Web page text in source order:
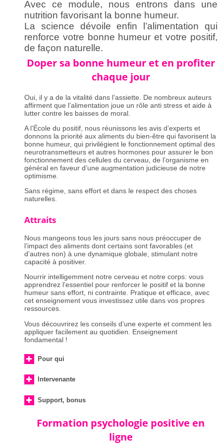
Avec ce module, nous entrons dans une
nutrition favorisant la bonne humeur.
La science dévoile enfin l’alimentation qui
renforce votre bonne humeur et votre positif,
de façon naturelle.
Doper sa bonne humeur et en profiter
chaque jour
Oui, il y a de la vitalité dans l’assiette. De nombreux auteurs
affirment que l’alimentation joue un rôle anti stress et aide à
lutter contre les baisses de moral.
A l’École du positif, nous réunissons les avis d’experts et
donnons la priorité aux aliments du bien-être qui favorisent la
bonne humeur, qui privilégient le fonctionnement optimal des
neurotransmetteurs et autres hormones pour assurer le bon
fonctionnement des cellules du cerveau, de l’organisme en
général en faveur d’une augmentation judicieuse de notre
optimisme.
Sans régime, sans effort et dans le respect des choses
naturelles.
Attraits
Nous mangeons tous les jours sans nous préoccuper de
l’impact des aliments dont certains sont favorables (et
d’autres non) à une dynamique globale, stimulant notre
capacité à positiver.
Nourrir intelligemment notre cerveau et notre corps: vous
apprendrez l’essentiel pour renforcer le positif et la bonne
humeur sans effort, ni contrainte. Pratique et efficace, avec
cet enseignement vous investissez utile dans vos propres
ressources.
Vous découvrirez les conseils d’une experte et comment les
appliquer facilement au quotidien. Enseignement
fondamental !
Pour qui
Intervenante
Support, bonus
Formation psychologie positive en
ligne